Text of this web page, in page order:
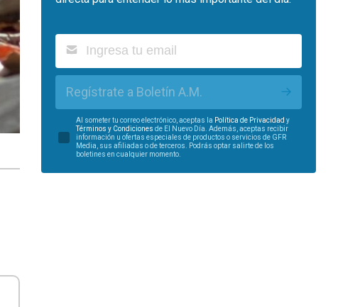
Regístrate a Boletín A.M.
Al someter tu correo electrónico, aceptas la Política de Privacidad y
Términos y Condiciones de El Nuevo Día. Además, aceptas recibir
información u ofertas especiales de productos o servicios de GFR
Media, sus afiliadas o de terceros. Podrás optar salirte de los
boletines en cualquier momento.